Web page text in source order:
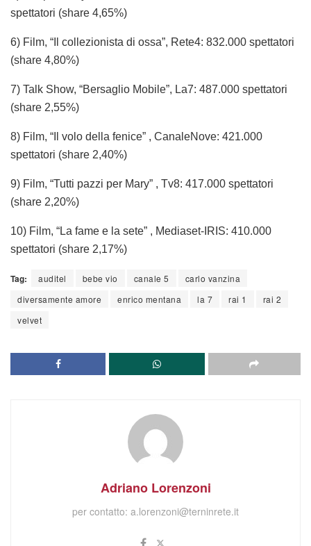
spettatori (share 4,65%)
6) Film, “Il collezionista di ossa”, Rete4: 832.000 spettatori
(share 4,80%)
7) Talk Show, “Bersaglio Mobile”, La7: 487.000 spettatori
(share 2,55%)
8) Film, “Il volo della fenice” , CanaleNove: 421.000
spettatori (share 2,40%)
9) Film, “Tutti pazzi per Mary” , Tv8: 417.000 spettatori
(share 2,20%)
10) Film, “La fame e la sete” , Mediaset-IRIS: 410.000
spettatori (share 2,17%)
Tag: auditel bebe vio canale 5
carlo vanzina
diversamente amore
enrico mentana la 7 rai 1
rai 2
velvet
Adriano Lorenzoni
per contatto: a.lorenzoni@terninrete.it